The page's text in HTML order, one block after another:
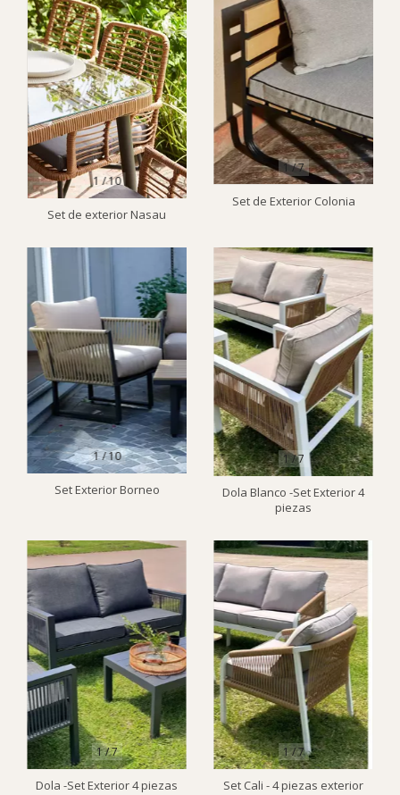
1 /10
Set de exterior Nasau
1/7
Set de Exterior Colonia
1/10
Set Exterior Borneo
1 /7
Dola Blanco -Set Exterior 4
piezas
1/7
Dola -Set Exterior 4 piezas
1/7
Set Cali - 4 piezas exterior